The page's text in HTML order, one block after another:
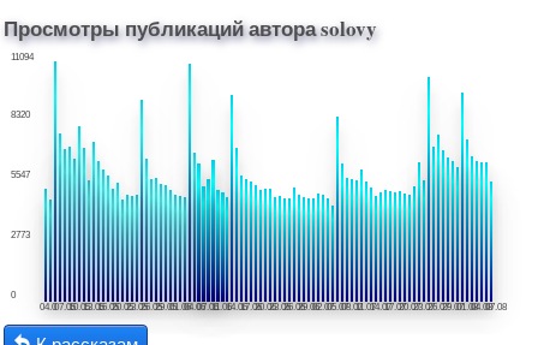
Просмотры публикаций автора solovy
11094
2773
5547
8320
0
04.007.0510.0513.0516.0520.0523.0526.0529.0501.0604.0607.0611.0614.0617.0620.0623.0626.0629.0602.0705.0708.0711.0714.0717.0720.0723.0726.0729.0701.0804.0807.08